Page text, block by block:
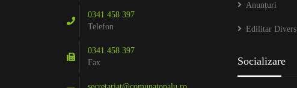
0341 458 397
Telefon
0341 458 397
Fax
Anunțuri
Edilitar Divers
Socializare